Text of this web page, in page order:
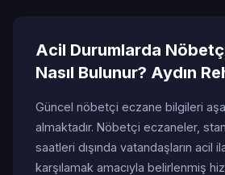
Acil Durumlarda
Nasıl Bulunur? Aydın
Güncel nöbetçi eczane bilgileri
almaktadır. Nöbetçi eczaneler,
saatleri dışında vatandaşların acil
karşılamak amacıyla belirlenmiş